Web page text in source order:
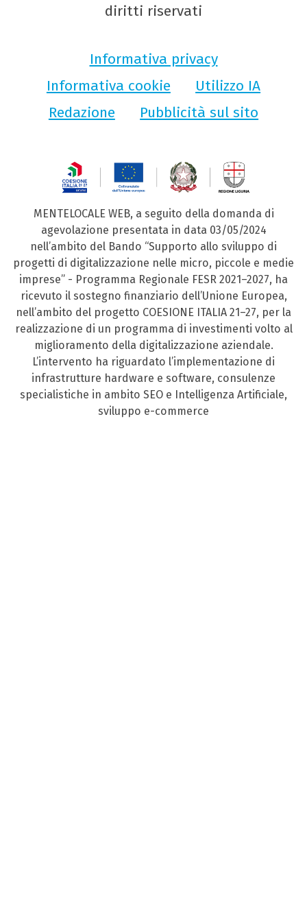
diritti riservati
Informativa privacy
Informativa cookie
Utilizzo IA
Redazione
Pubblicità sul sito
MENTELOCALE WEB, a seguito della domanda di
agevolazione presentata in data 03/05/2024
nell’ambito del Bando “Supporto allo sviluppo di
progetti di digitalizzazione nelle micro, piccole e medie
imprese” - Programma Regionale FESR 2021–2027, ha
ricevuto il sostegno finanziario dell’Unione Europea,
nell’ambito del progetto COESIONE ITALIA 21–27, per la
realizzazione di un programma di investimenti volto al
miglioramento della digitalizzazione aziendale.
L’intervento ha riguardato l’implementazione di
infrastrutture hardware e software, consulenze
specialistiche in ambito SEO e Intelligenza Artificiale,
sviluppo e-commerce